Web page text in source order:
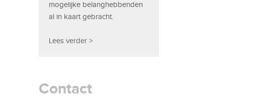
mogelijke belanghebbenden
al in kaart gebracht.
Lees verder >
Contact